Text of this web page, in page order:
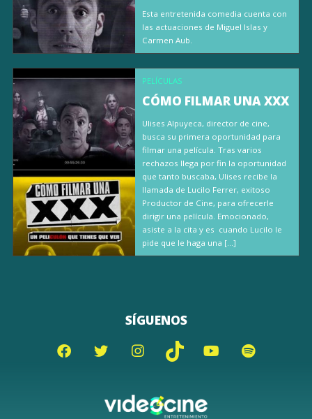
Esta entretenida comedia cuenta con
las actuaciones de Miguel Islas y
Carmen Aub.
PELÍCULAS
CÓMO FILMAR UNA XXX
Ulises Alpuyeca, director de cine,
busca su primera oportunidad para
filmar una película. Tras varios
rechazos llega por fin la oportunidad
que tanto buscaba, Ulises recibe la
llamada de Lucilo Ferrer, exitoso
Productor de Cine, para ofrecerle
dirigir una película. Emocionado,
asiste a la cita y es cuando Lucilo le
pide que le haga una […]
SÍGUENOS